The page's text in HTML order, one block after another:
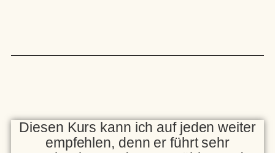
Diesen Kurs kann ich auf jeden weiter
empfehlen, denn er führt sehr